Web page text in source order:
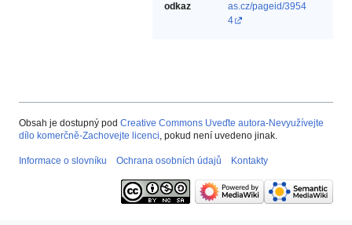
odkaz
as.cz/pageid/3954
4
Obsah je dostupný pod Creative Commons Uveďte autora-Nevyužívejte
dílo komerčně-Zachovejte licenci, pokud není uvedeno jinak.
Informace o slovníku Ochrana osobních údajů Kontakty